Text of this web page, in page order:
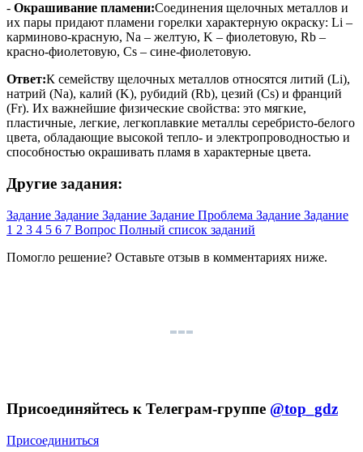
- Окрашивание пламени:Соединения щелочных металлов и
их пары придают пламени горелки характерную окраску: Li –
карминово-красную, Na – желтую, K – фиолетовую, Rb –
красно-фиолетовую, Cs – сине-фиолетовую.
Ответ:К семейству щелочных металлов относятся литий (Li),
натрий (Na), калий (K), рубидий (Rb), цезий (Cs) и франций
(Fr). Их важнейшие физические свойства: это мягкие,
пластичные, легкие, легкоплавкие металлы серебристо-белого
цвета, обладающие высокой тепло- и электропроводностью и
способностью окрашивать пламя в характерные цвета.
Другие задания:
Задание Задание Задание Задание Проблема Задание Задание
1 2 3 4 5 6 7 Вопрос Полный список заданий
Помогло решение? Оставьте отзыв в комментариях ниже.
Присоединяйтесь к Телеграм-группе @top_gdz
Присоединиться